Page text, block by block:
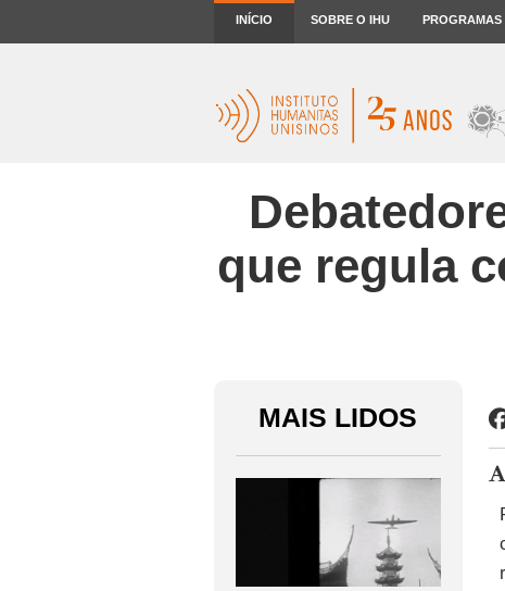
INÍCIO SOBRE O IHU PROGRAMAS
que regula
MAIS LIDOS